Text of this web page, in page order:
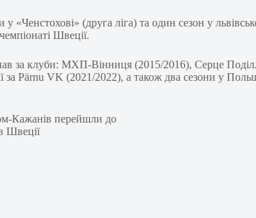
(друга ліга) та один сезон у
Швеції.
за клуби: МХП-Вінниця (2015/2016), Серце
Pärnu VK (2021/2022), а також два сезони у